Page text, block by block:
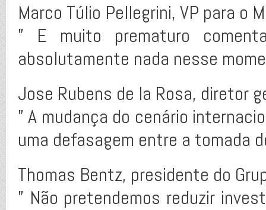
Marco Túlio Pellegrini, VP para o
” E muito prematuro
absolutamente nada nesse
Jose Rubens de la Rosa, diretor
” A mudança do cenário
uma defasagem entre a tomada
Thomas Bentz, presidente do
” Não pretendemos reduzir